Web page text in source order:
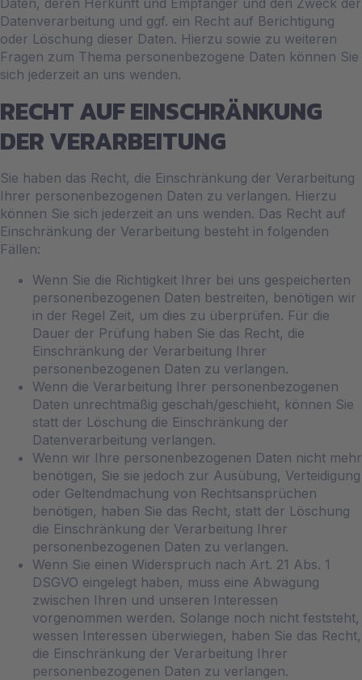
Datenverarbeitung und ggf. ein Recht auf Berichtigung
oder Löschung dieser Daten. Hierzu sowie zu weiteren
Fragen zum Thema personenbezogene Daten können Sie
sich jederzeit an uns wenden.
RECHT AUF EINSCHRÄNKUNG
DER VERARBEITUNG
Sie haben das Recht, die Einschränkung der Verarbeitung
Ihrer personenbezogenen Daten zu verlangen. Hierzu
können Sie sich jederzeit an uns wenden. Das Recht auf
Einschränkung der Verarbeitung besteht in folgenden
Fällen:
Wenn Sie die Richtigkeit Ihrer bei uns gespeicherten
personenbezogenen Daten bestreiten, benötigen wir
in der Regel Zeit, um dies zu überprüfen. Für die
Dauer der Prüfung haben Sie das Recht, die
Einschränkung der Verarbeitung Ihrer
personenbezogenen Daten zu verlangen.
Wenn die Verarbeitung Ihrer personenbezogenen
Daten unrechtmäßig geschah/geschieht, können Sie
statt der Löschung die Einschränkung der
Datenverarbeitung verlangen.
Wenn wir Ihre personenbezogenen Daten nicht mehr
benötigen, Sie sie jedoch zur Ausübung, Verteidigung
oder Geltendmachung von Rechtsansprüchen
benötigen, haben Sie das Recht, statt der Löschung
die Einschränkung der Verarbeitung Ihrer
personenbezogenen Daten zu verlangen.
Wenn Sie einen Widerspruch nach Art. 21 Abs. 1
DSGVO eingelegt haben, muss eine Abwägung
zwischen Ihren und unseren Interessen
vorgenommen werden. Solange noch nicht feststeht,
wessen Interessen überwiegen, haben Sie das Recht,
die Einschränkung der Verarbeitung Ihrer
personenbezogenen Daten zu verlangen.